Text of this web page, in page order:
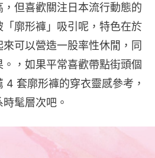
但喜歡關注日本流行動態的
廓形褲」吸引呢，特色在於
來可以營造一股率性休閒，同
，如果平常喜歡帶點街頭個
4 套廓形褲的穿衣靈感參考，
髦層次吧。